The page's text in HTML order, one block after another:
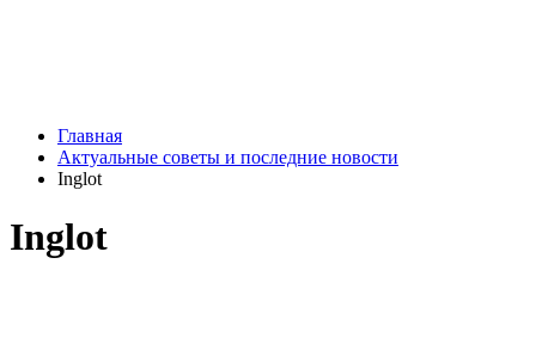
Главная
Актуальные советы и последние новости
Inglot
Inglot